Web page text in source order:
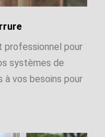
professionnel pour
systèmes de
vos besoins pour